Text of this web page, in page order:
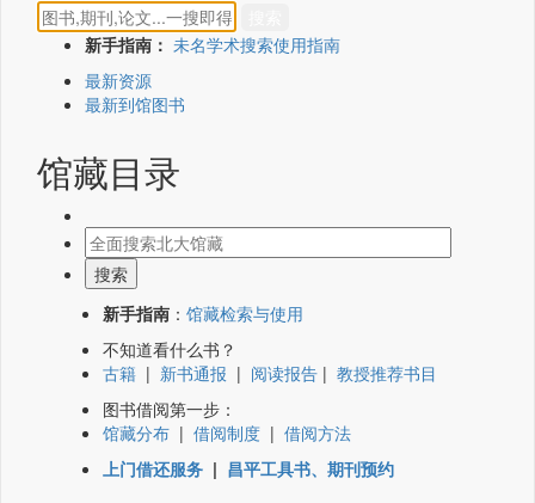
新手指南： 未名学术搜索使用指南
最新资源
最新到馆图书
馆藏目录
新手指南 ： 馆藏检索与使用
不知道看什么书？
古籍 | 新书通报 | 阅读报告 | 教授推荐书目
图书借阅第一步：
馆藏分布 | 借阅制度 | 借阅方法
上门借还服务 | 昌平工具书、期刊预约